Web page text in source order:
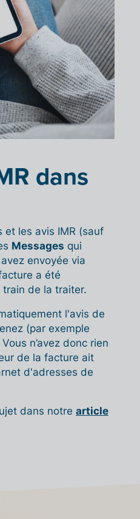
dans
les avis IMR (sauf
Messages qui
envoyée via
a été
de la traiter.
l'avis de
(par exemple
n’avez donc rien
de la facture ait
d'adresses de
dans notre article